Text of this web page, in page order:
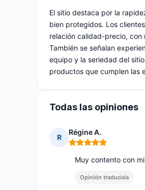
El sitio destaca por la
bien protegidos. Los
relación calidad-precio,
También se señalan
equipo y la seriedad del
productos que cumplen las
Todas las opiniones
R
Régine A.
Nota: 5 de 5
Muy contento con
Opinión traducida